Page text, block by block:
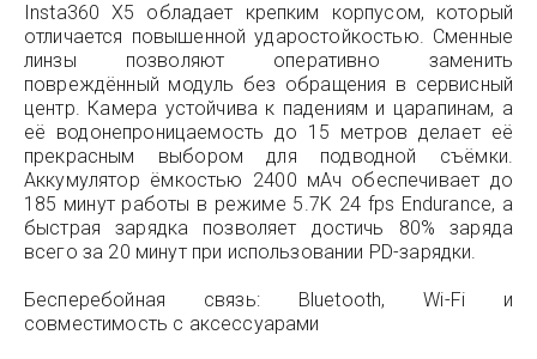
Insta360 X5 обладает крепким корпусом, который
отличается повышенной ударостойкостью. Сменные
линзы позволяют оперативно заменить
повреждённый модуль без обращения в сервисный
центр. Камера устойчива к падениям и царапинам, а
её водонепроницаемость до 15 метров делает её
прекрасным выбором для подводной съёмки.
Аккумулятор ёмкостью 2400 мАч обеспечивает до
185 минут работы в режиме 5.7K 24 fps Endurance, а
быстрая зарядка позволяет достичь 80% заряда
всего за 20 минут при использовании PD-зарядки.
Бесперебойная связь: Bluetooth, Wi-Fi и
совместимость с аксессуарами